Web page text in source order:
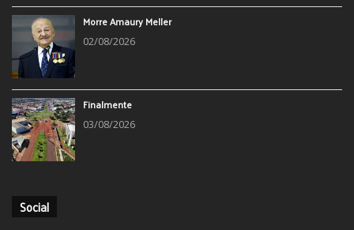
Morre Amaury Meller
02/08/2026
Finalmente
03/08/2026
Social